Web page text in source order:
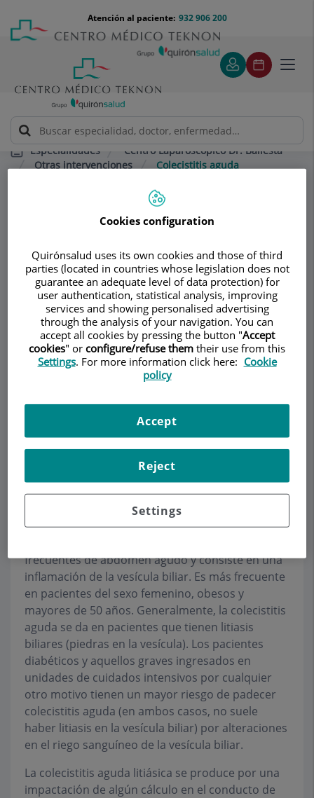
contenido
Menú
teléfono
cabecera
932 906 200
Atención al paciente:
Especialidades
Centro Laparoscópico Dr. Ballesta
Otras intervenciones
Colecistitis aguda
Consultorio
Centro
Laparoscópico Dr.
Ballesta
CIRUGÍA GENERAL ADULTOS
DescripciónServiciosEquipoContactoHorario
Pedir cita
Colecistitis aguda
La colecistitis aguda es una enfermedad que,
habitualmente, requiere un tratamiento
frecuentes de abdomen agudo y consiste en una
inflamación de la vesícula biliar. Es más frecuente
en pacientes del sexo femenino, obesos y
mayores de 50 años. Generalmente, la colecistitis
aguda se da en pacientes que tienen litiasis
biliares (piedras en la vesícula). Los pacientes
diabéticos y aquellos graves ingresados en
unidades de cuidados intensivos por cualquier
otro motivo tienen un mayor riesgo de padecer
colecistitis aguda (en ambos casos, no suele
haber litiasis en la vesícula biliar) por alteraciones
en el riego sanguíneo de la vesícula biliar.
La colecistitis aguda litiásica se produce por una
impactación de algún cálculo en el conducto de
Cookies configuration
Quirónsalud uses its own cookies and those of third
parties (located in countries whose legislation does not
guarantee an adequate level of data protection) for
user authentication, statistical analysis, improving
services and showing personalised advertising
through the analysis of your navigation. You can
accept all cookies by pressing the button "Accept
cookies" or configure/refuse them their use from this
Settings. For more information click here: Cookie
policy
Settings
Reject
Accept